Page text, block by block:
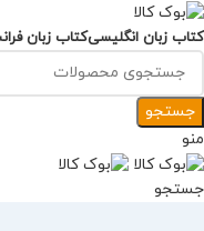
کتاب زبان انگلیسیکتاب زبان
جستجو
منو
جستجو